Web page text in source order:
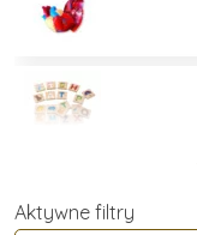
Aktywne filtry